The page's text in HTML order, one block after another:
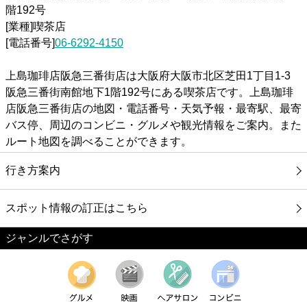
階192号
[業種]喫茶店
[電話番号]06-6292-4150
上島珈琲店阪急三番街店は大阪府大阪市北区芝田1丁目1-3
阪急三番街南館地下1階192号にある喫茶店です。上島珈琲
店阪急三番街店の地図・電話番号・天気予報・最寄駅、最寄
バス停、周辺のコンビニ・グルメや観光情報をご案内。また
ルート地図を調べることができます。
行き方案内
スポット情報の訂正はこちら
ジャンルでさがす